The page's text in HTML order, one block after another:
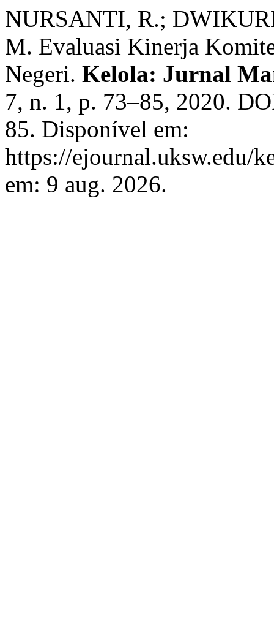
NURSANTI, R.;
M. Evaluasi Kinerja
Negeri. Kelola: Jurnal
7, n. 1, p. 73–85, 2020.
85. Disponível em:
https://ejournal.uksw.edu/
em: 9 aug. 2026.